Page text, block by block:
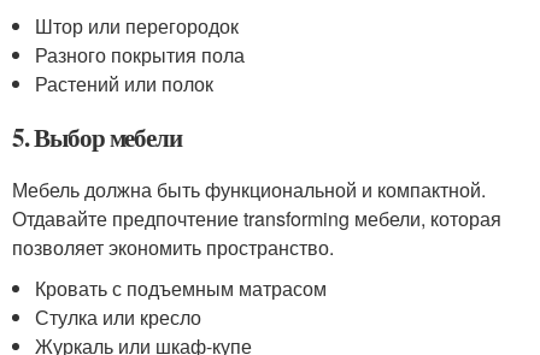
Штор или перегородок
Разного покрытия пола
Растений или полок
5. Выбор мебели
Мебель должна быть функциональной и компактной.
Отдавайте предпочтение transforming мебели, которая
позволяет экономить пространство.
Кровать с подъемным матрасом
Стулка или кресло
Журкаль или шкаф-купе